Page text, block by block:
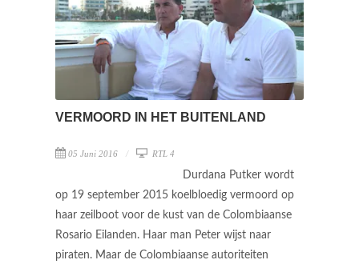
VERMOORD IN HET BUITENLAND
05 Juni 2016 RTL 4
Durdana Putker wordt
op 19 september 2015 koelbloedig vermoord op
haar zeilboot voor de kust van de Colombiaanse
Rosario Eilanden. Haar man Peter wijst naar
piraten. Maar de Colombiaanse autoriteiten